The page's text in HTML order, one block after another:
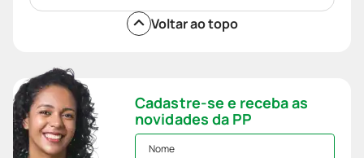
Voltar ao topo
Cadastre-se e receba as
novidades da PP